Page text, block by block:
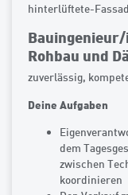
hinterlüftete-
Rohbau und
zuverlässig,
Deine Aufgaben
dem
zwischen
koordinieren